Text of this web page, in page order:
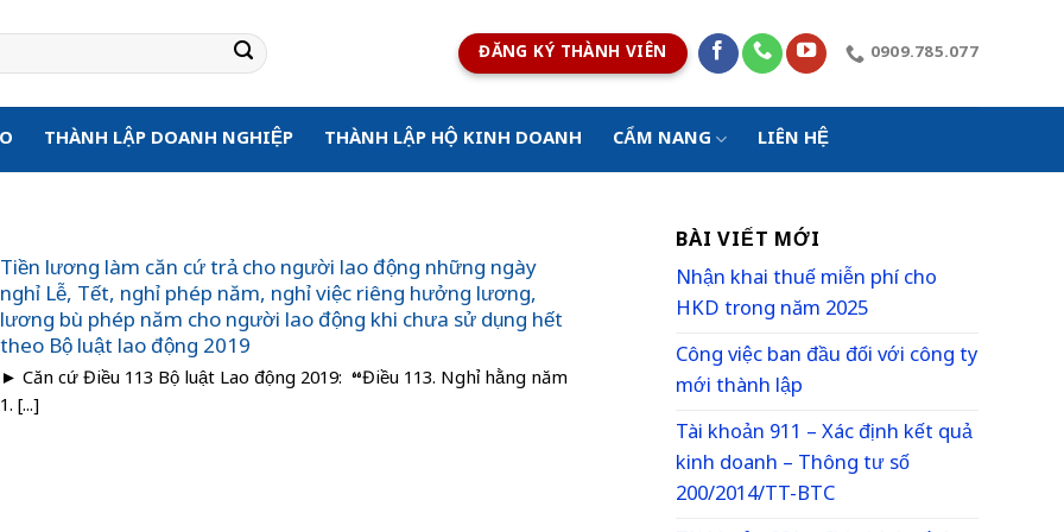
ĐĂNG KÝ THÀNH VIÊN 0909.785.077
THÀNH LẬP DOANH NGHIỆP THÀNH LẬP HỘ KINH DOANH CẨM NANG LIÊN HỆ
Tiền lương làm căn cứ trả cho người lao động những ngày
nghỉ Lễ, Tết, nghỉ phép năm, nghỉ việc riêng hưởng lương,
lương bù phép năm cho người lao động khi chưa sử dụng hết
theo Bộ luật lao động 2019
► Căn cứ Điều 113 Bộ luật Lao động 2019: “Điều 113. Nghỉ hằng năm
1. [...]
BÀI VIẾT MỚI
Nhận khai thuế miễn phí cho
HKD trong năm 2025
Công việc ban đầu đối với công ty
mới thành lập
Tài khoản 911 – Xác định kết quả
kinh doanh – Thông tư số
200/2014/TT-BTC